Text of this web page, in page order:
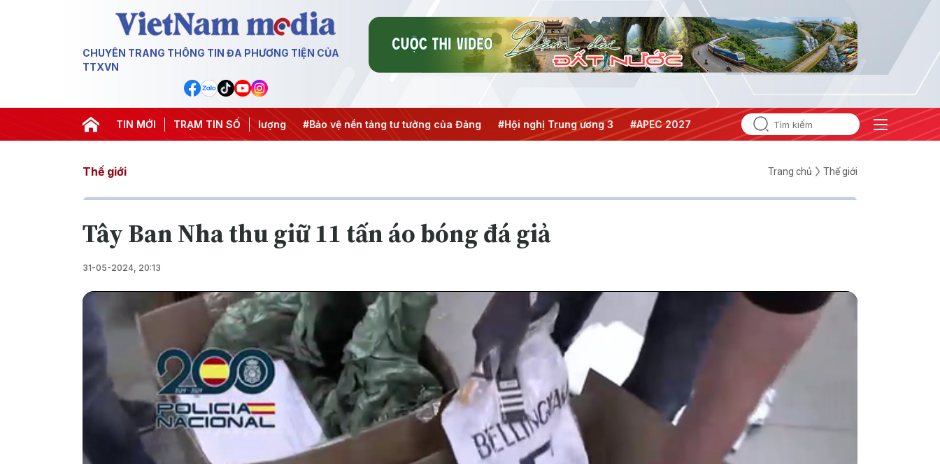
CHUYÊN TRANG THÔNG TIN ĐA PHƯƠNG TIỆN CỦA
TTXVN
TIN MỚI TRẠM TIN SỐ
#An ninh năng lượng #Bảo vệ nền tảng tư tưởng của Đảng #Hội nghị Trung ương 3 #APEC 2027 #Đưa Nghị quyết thành hành động
Thế giới Trang chủ Thế giới
Tây Ban Nha thu giữ 11 tấn áo bóng đá giả
31-05-2024, 20:13